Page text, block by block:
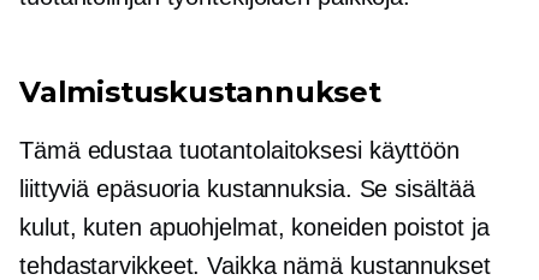
Valmistuskustannukset
Tämä edustaa tuotantolaitoksesi käyttöön
liittyviä epäsuoria kustannuksia. Se sisältää
kulut, kuten apuohjelmat, koneiden poistot ja
tehdastarvikkeet. Vaikka nämä kustannukset